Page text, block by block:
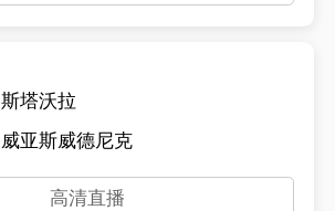
斯塔沃拉
威亚斯威德尼克
高清直播